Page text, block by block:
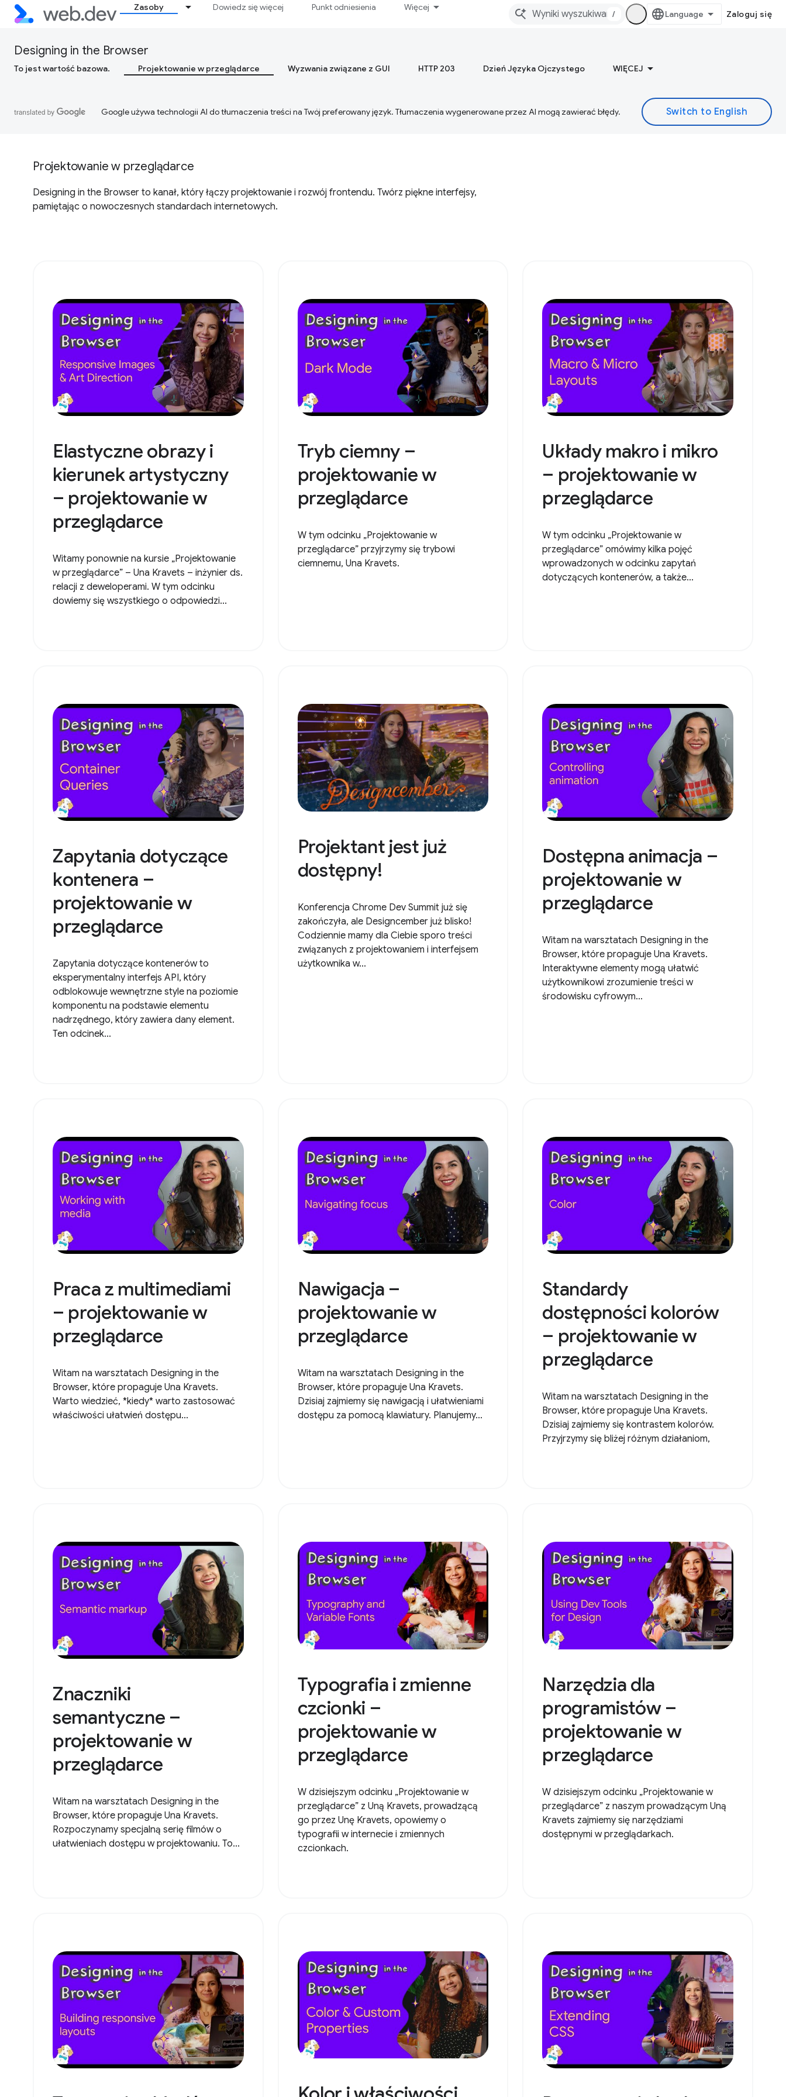
Zasoby Dowiedz się więcej Punkt odniesienia Więcej
/ Zaloguj się
Designing in the Browser
To jest wartość bazowa. Projektowanie w przeglądarce Wyzwania związane z GUI HTTP 203 Dzień Języka Ojczystego WIĘCEJ
Google używa technologii AI do tłumaczenia treści na Twój preferowany język. Tłumaczenia wygenerowane przez AI mogą zawierać błędy.
Projektowanie w przeglądarce
Designing in the Browser to kanał, który łączy projektowanie i rozwój frontendu. Twórz piękne interfejsy,
pamiętając o nowoczesnych standardach internetowych.
Elastyczne obrazy i
kierunek artystyczny
– projektowanie w
przeglądarce
Witamy ponownie na kursie „Projektowanie
w przeglądarce” – Una Kravets – inżynier ds.
relacji z deweloperami. W tym odcinku
dowiemy się wszystkiego o odpowiedzi...
Tryb ciemny –
projektowanie w
przeglądarce
W tym odcinku „Projektowanie w
przeglądarce” przyjrzymy się trybowi
ciemnemu, Una Kravets.
Układy makro i mikro
– projektowanie w
przeglądarce
W tym odcinku „Projektowanie w
przeglądarce” omówimy kilka pojęć
wprowadzonych w odcinku zapytań
dotyczących kontenerów, a także...
Zapytania dotyczące
kontenera –
projektowanie w
przeglądarce
Zapytania dotyczące kontenerów to
eksperymentalny interfejs API, który
odblokowuje wewnętrzne style na poziomie
komponentu na podstawie elementu
nadrzędnego, który zawiera dany element.
Ten odcinek...
Projektant jest już
dostępny!
Konferencja Chrome Dev Summit już się
zakończyła, ale Designcember już blisko!
Codziennie mamy dla Ciebie sporo treści
związanych z projektowaniem i interfejsem
użytkownika w...
Dostępna animacja –
projektowanie w
przeglądarce
Witam na warsztatach Designing in the
Browser, które propaguje Una Kravets.
Interaktywne elementy mogą ułatwić
użytkownikowi zrozumienie treści w
środowisku cyfrowym...
Praca z multimediami
– projektowanie w
przeglądarce
Witam na warsztatach Designing in the
Browser, które propaguje Una Kravets.
Warto wiedzieć, *kiedy* warto zastosować
właściwości ułatwień dostępu...
Nawigacja –
projektowanie w
przeglądarce
Witam na warsztatach Designing in the
Browser, które propaguje Una Kravets.
Dzisiaj zajmiemy się nawigacją i ułatwieniami
dostępu za pomocą klawiatury. Planujemy...
Standardy
dostępności kolorów
– projektowanie w
przeglądarce
Witam na warsztatach Designing in the
Browser, które propaguje Una Kravets.
Dzisiaj zajmiemy się kontrastem kolorów.
Przyjrzymy się bliżej różnym działaniom,
Znaczniki
semantyczne –
projektowanie w
przeglądarce
Witam na warsztatach Designing in the
Browser, które propaguje Una Kravets.
Rozpoczynamy specjalną serię filmów o
ułatwieniach dostępu w projektowaniu. To...
Typografia i zmienne
czcionki –
projektowanie w
przeglądarce
W dzisiejszym odcinku „Projektowanie w
przeglądarce” z Uną Kravets, prowadzącą
go przez Unę Kravets, opowiemy o
typografii w internecie i zmiennych
czcionkach.
Narzędzia dla
programistów –
projektowanie w
przeglądarce
W dzisiejszym odcinku „Projektowanie w
przeglądarce” z naszym prowadzącym Uną
Kravets zajmiemy się narzędziami
dostępnymi w przeglądarkach.